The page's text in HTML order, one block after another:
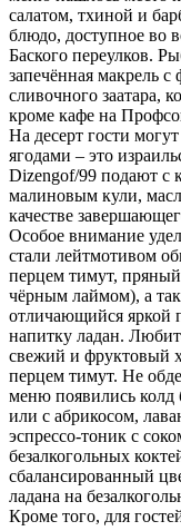
салатом, тхиной и
блюдо, доступное во
Баского переулков.
запечённая макрель
сливочного заатара,
кроме кафе на
На десерт гости
ягодами – это
Dizengof/99 подают с
малиновым кули,
качестве
Особое внимание
стали лейтмотивом
перцем тимут,
чёрным лаймом), а
отличающийся яркой
напитку ладан.
свежий и фруктовый
перцем тимут. Не
меню появились
или с абрикосом,
эспрессо-тоник с
безалкогольных
сбалансированный
ладана на
Кроме того, для